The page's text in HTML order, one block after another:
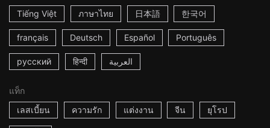
Tiếng Việt ภาษาไทย 日本語 한국어
français Deutsch Español Português
русский हिन्दी العربية
แท็ก
เลสเบี้ยน
ความรัก แต่งงาน จีน ยุโรป